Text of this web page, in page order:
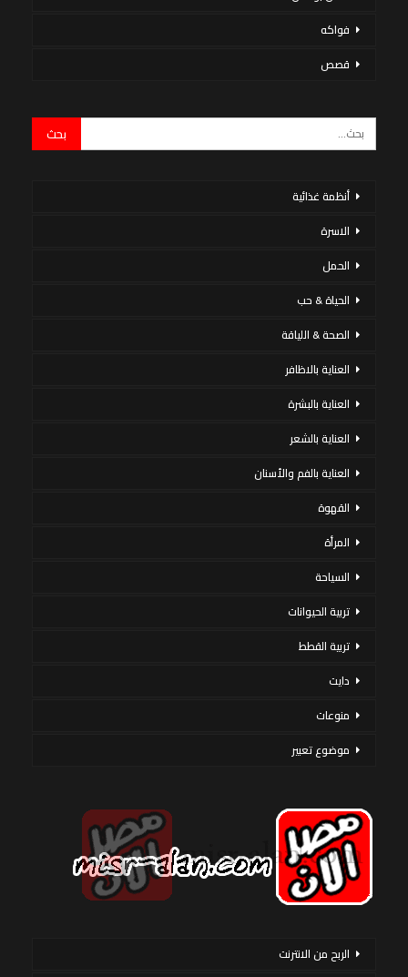
فواكه
قصص
أنظمة غذائية
الاسرة
الحمل
الحياة & حب
الصحة & اللياقة
العناية بالاظافر
العناية بالبشرة
العناية بالشعر
العناية بالفم والأسنان
القهوة
المرأة
السياحة
تربية الحيوانات
تربية القطط
دايت
منوعات
موضوع تعبير
الربح من الانترنت